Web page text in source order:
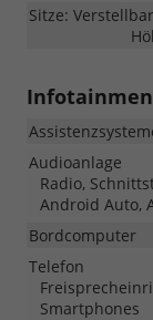
Sitze:
Audioanlage
Radio,
Android Auto,
Bordcomputer
Telefon
Smartphones